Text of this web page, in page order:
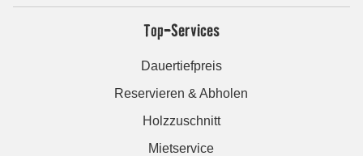
Top-Services
Dauertiefpreis
Reservieren & Abholen
Holzzuschnitt
Mietservice